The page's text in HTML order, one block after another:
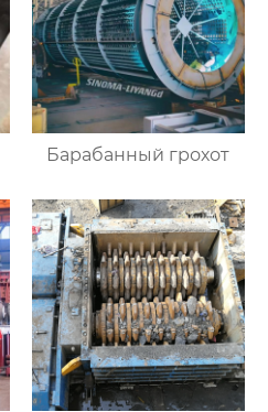
Барабанный грохот